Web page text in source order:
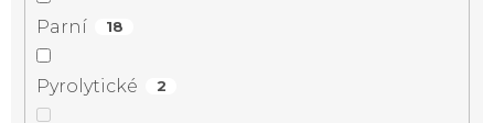
Parní 18
Pyrolytické 2